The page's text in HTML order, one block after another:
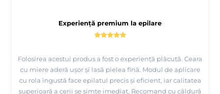
Experiență premium la epilare
Folosirea acestui produs a fost o experiență plăcută. Ceara
cu miere aderă ușor și lasă pielea fină. Modul de aplicare
cu rola îngustă face epilatul precis și eficient, iar calitatea
superioară a cerii se simte imediat. Recomand cu căldură